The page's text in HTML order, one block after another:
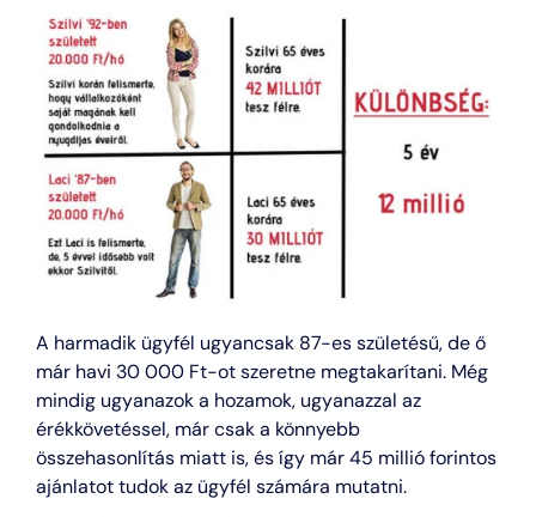
A harmadik ügyfél ugyancsak 87-es születésű, de ő
már havi 30 000 Ft-ot szeretne megtakarítani. Még
mindig ugyanazok a hozamok, ugyanazzal az
érékkövetéssel, már csak a könnyebb
összehasonlítás miatt is, és így már 45 millió forintos
ajánlatot tudok az ügyfél számára mutatni.